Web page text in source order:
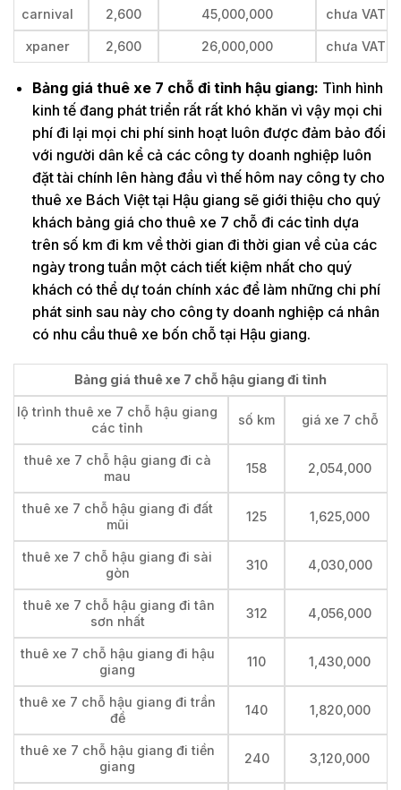
carnival 2,600 45,000,000 chưa VAT
xpaner 2,600 26,000,000 chưa VAT
Bảng giá thuê xe 7 chỗ đi tỉnh hậu giang: Tình hình
kinh tế đang phát triển rất rất khó khăn vì vậy mọi chi
phí đi lại mọi chi phí sinh hoạt luôn được đảm bảo đối
với người dân kể cả các công ty doanh nghiệp luôn
đặt tài chính lên hàng đầu vì thế hôm nay công ty cho
thuê xe Bách Việt tại Hậu giang sẽ giới thiệu cho quý
khách bảng giá cho thuê xe 7 chỗ đi các tỉnh dựa
trên số km đi km về thời gian đi thời gian về của các
ngày trong tuần một cách tiết kiệm nhất cho quý
khách có thể dự toán chính xác để làm những chi phí
phát sinh sau này cho công ty doanh nghiệp cá nhân
có nhu cầu thuê xe bốn chỗ tại Hậu giang.
Bảng giá thuê xe 7 chỗ hậu giang đi tỉnh
lộ trình thuê xe 7 chỗ hậu giang
các tỉnh
số km giá xe 7 chỗ
thuê xe 7 chỗ hậu giang đi cà
mau
158 2,054,000
thuê xe 7 chỗ hậu giang đi đất
mũi
125 1,625,000
thuê xe 7 chỗ hậu giang đi sài
gòn
310 4,030,000
thuê xe 7 chỗ hậu giang đi tân
sơn nhất
312 4,056,000
thuê xe 7 chỗ hậu giang đi hậu
giang
110 1,430,000
thuê xe 7 chỗ hậu giang đi trần
đề
140 1,820,000
thuê xe 7 chỗ hậu giang đi tiền
giang
240 3,120,000